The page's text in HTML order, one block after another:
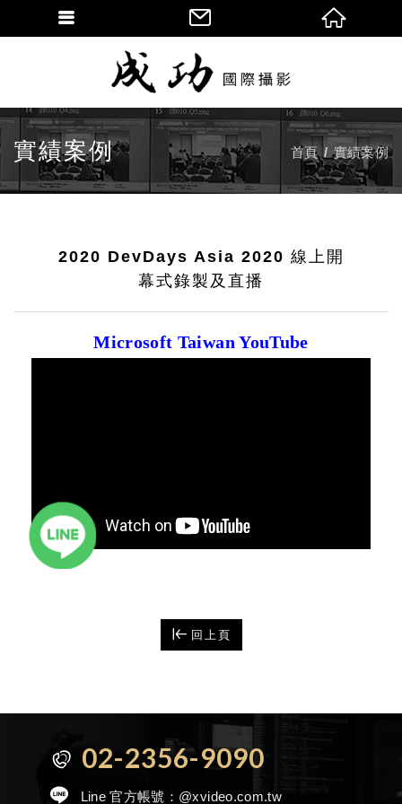
實績案例 首頁 實績案例
2020 DevDays Asia 2020 線上開
幕式錄製及直播
Microsoft Taiwan YouTube
回上頁
02-2356-9090
Line 官方帳號： @xvideo.com.tw